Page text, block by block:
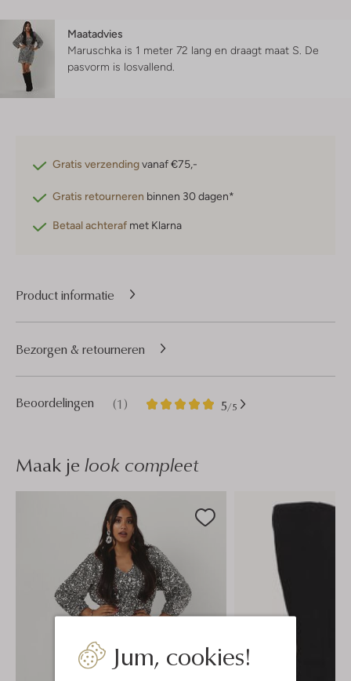
Jum, cookies!
Maatadvies
Maruschka is 1 meter 72 lang en draagt maat S. De
pasvorm is losvallend
Gratis verzendingvanaf €75,-
Gratis retourneren binnen 30 dagen*
Betaal achteraf met Klarna
Product informatie
Beoordelingen (1) 5/5
1
5
Bezorgen & retourneren
Maak je look compleet